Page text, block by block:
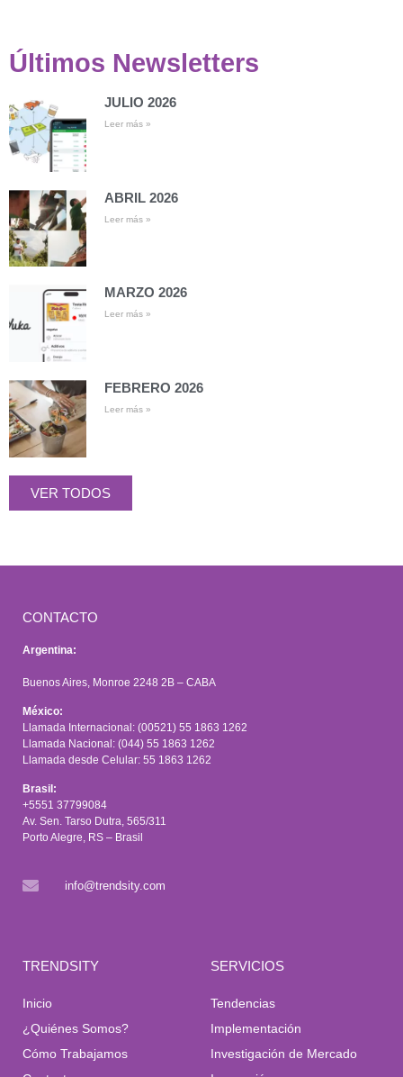
Últimos Newsletters
JULIO 2026
Leer más »
ABRIL 2026
Leer más »
MARZO 2026
Leer más »
FEBRERO 2026
Leer más »
VER TODOS
CONTACTO
Argentina:
Buenos Aires, Monroe 2248 2B – CABA
México:
Llamada Internacional: (00521) 55 1863 1262
Llamada Nacional: (044) 55 1863 1262
Llamada desde Celular: 55 1863 1262
Brasil:
+5551 37799084
Av. Sen. Tarso Dutra, 565/311
Porto Alegre, RS – Brasil
info@trendsity.com
TRENDSITY
Inicio
¿Quiénes Somos?
Cómo Trabajamos
SERVICIOS
Tendencias
Implementación
Investigación de Mercado